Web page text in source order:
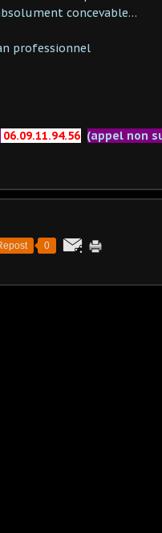
concevable…
professionnel
06.09.11.94.56 (appel non
0